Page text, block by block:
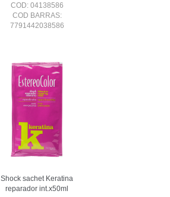
COD: 04138586
COD BARRAS:
7791442038586
Shock sachet Keratina
reparador int.x50ml